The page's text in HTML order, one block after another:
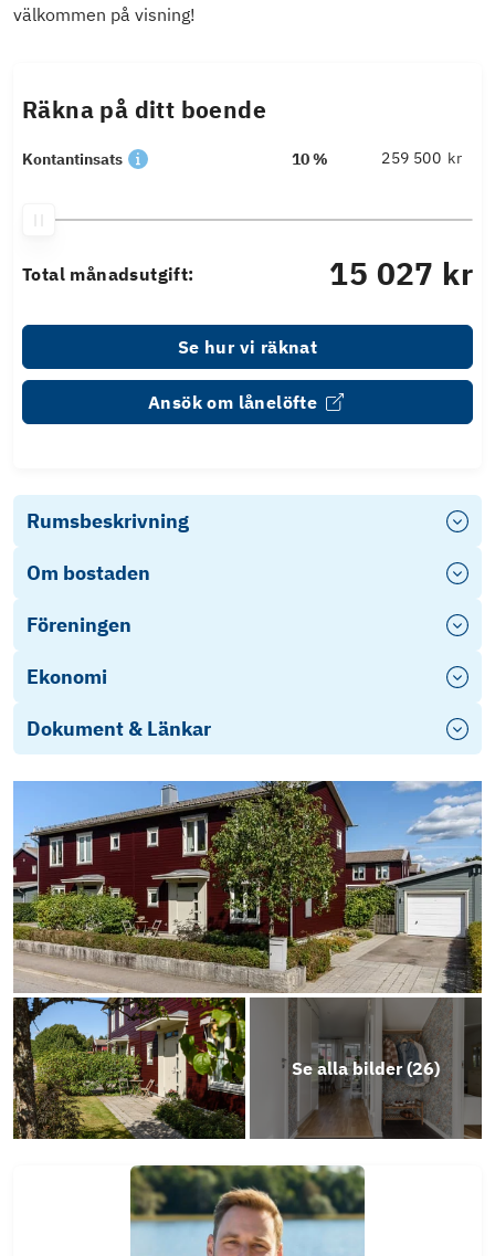
välkommen på visning!
Räkna på ditt boende
Kontantinsats 10 % kr
Total månadsutgift: 15 027 kr
Se hur vi räknat
Ansök om lånelöfte
Rumsbeskrivning
Om bostaden
Föreningen
Ekonomi
Dokument & Länkar
Objektsbeskrivning
Se alla bilder (26)